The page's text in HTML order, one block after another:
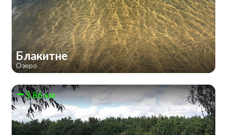
Блакитне
Озеро
3.86 км